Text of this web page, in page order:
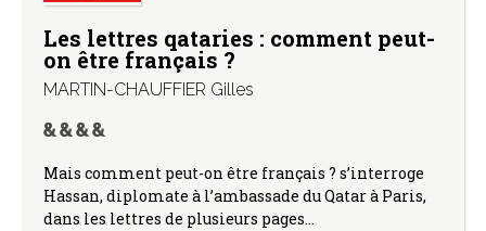
Les lettres qataries : comment peut-
on être français ?
MARTIN-CHAUFFIER Gilles
Mais comment peut-on être français ? s’interroge
Hassan, diplomate à l’ambassade du Qatar à Paris,
dans les lettres de plusieurs pages…